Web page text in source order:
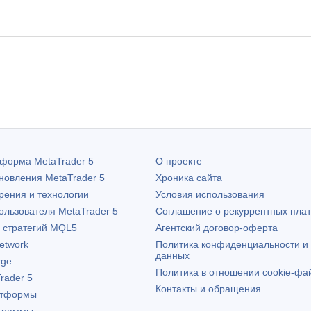
MetaTrader 5
MetaTrader 5
и технологии
MetaTrader 5
MQL5
5
О проекте
Хроника сайта
Условия использования
Соглашение о рекуррентных
Агентский договор-оферта
Политика конфиденциальности
данных
Политика в отношении cookie-
Контакты и обращения